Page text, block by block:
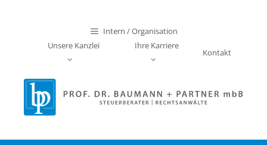
Intern / Organisation
Unsere Kanzlei
Ihre Karriere
Kontakt